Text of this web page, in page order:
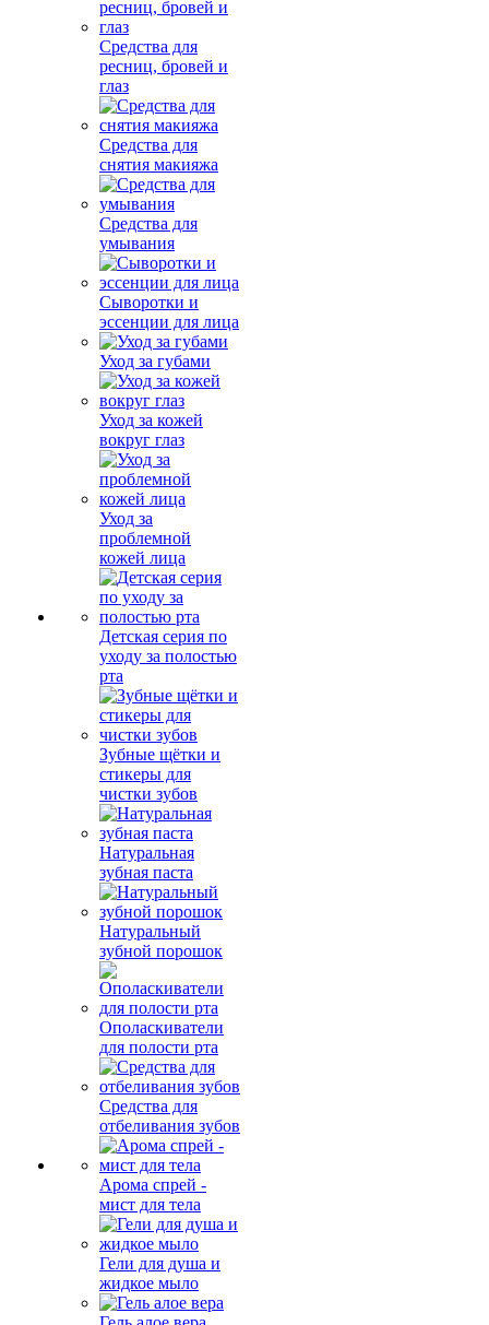
Средства для
ресниц, бровей и
глаз
Средства для
снятия макияжа
Средства для
умывания
Сыворотки и
эссенции для лица
Уход за губами
Уход за кожей
вокруг глаз
Уход за
проблемной
кожей лица
Детская серия по
уходу за полостью
рта
Зубные щётки и
стикеры для
чистки зубов
Натуральная
зубная паста
Натуральный
зубной порошок
Ополаскиватели
для полости рта
Средства для
отбеливания зубов
Арома спрей -
мист для тела
Гели для душа и
жидкое мыло